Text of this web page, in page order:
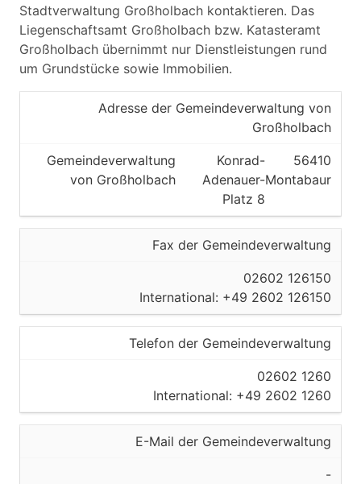
Stadtverwaltung Großholbach kontaktieren. Das
Liegenschaftsamt Großholbach bzw. Katasteramt
Großholbach übernimmt nur Dienstleistungen rund
um Grundstücke sowie Immobilien.
Adresse der Gemeindeverwaltung von
Großholbach
Gemeindeverwaltung
von Großholbach
Konrad-
Adenauer-
Platz 8
56410
Montabaur
Fax der Gemeindeverwaltung
02602 126150
International: +49 2602 126150
Telefon der Gemeindeverwaltung
02602 1260
International: +49 2602 1260
E-Mail der Gemeindeverwaltung
-